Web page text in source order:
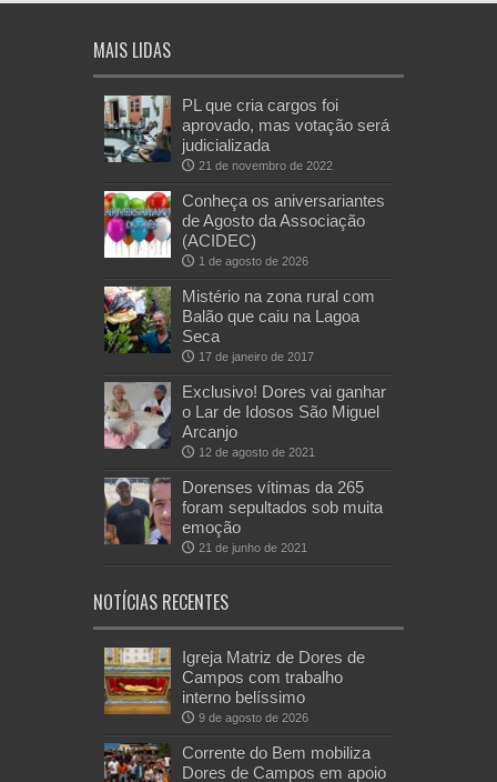
MAIS LIDAS
PL que cria cargos foi
aprovado, mas votação será
judicializada
21 de novembro de 2022
Conheça os aniversariantes
de Agosto da Associação
(ACIDEC)
1 de agosto de 2026
Mistério na zona rural com
Balão que caiu na Lagoa
Seca
17 de janeiro de 2017
Exclusivo! Dores vai ganhar
o Lar de Idosos São Miguel
Arcanjo
12 de agosto de 2021
Dorenses vítimas da 265
foram sepultados sob muita
emoção
21 de junho de 2021
NOTÍCIAS RECENTES
Igreja Matriz de Dores de
Campos com trabalho
interno belíssimo
9 de agosto de 2026
Corrente do Bem mobiliza
Dores de Campos em apoio